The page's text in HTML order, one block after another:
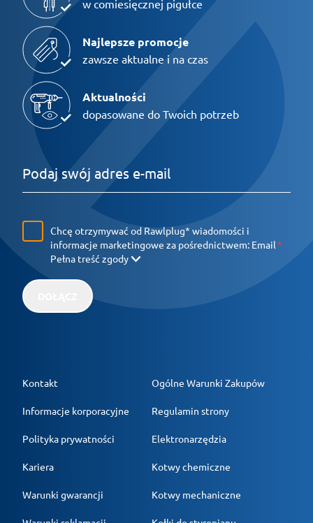
w comiesięcznej pigułce
Najlepsze promocje
zawsze aktualne i na czas
Aktualności
dopasowane do Twoich potrzeb
Chcę otrzymywać od Rawlplug* wiadomości i
informacje marketingowe za pośrednictwem: Email
Pełna treść zgody
Kontakt
Informacje korporacyjne
Polityka prywatności
Kariera
Warunki gwarancji
Ogólne Warunki Zakupów
Regulamin strony
Elektronarzędzia
Kotwy chemiczne
Kotwy mechaniczne